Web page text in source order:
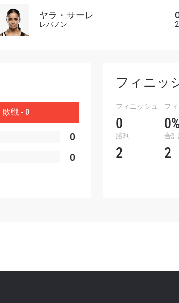
ヤラ・サーレ
レバノン
敗戦 - 0
0
0
フィニッ
フィニッシュ
0
フ
勝利
2
合
2
大会
字で記入）
情報の収集、使用および開示に同意した
様は、いつでも配信を停止することができ